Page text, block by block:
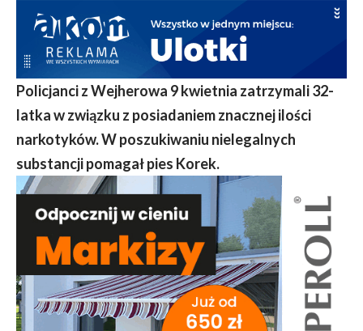
Policjanci z Wejherowa 9 kwietnia zatrzymali 32-
latka w związku z posiadaniem znacznej ilości
narkotyków. W poszukiwaniu nielegalnych
substancji pomagał pies Korek.